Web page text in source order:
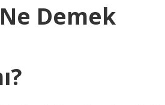
Demek